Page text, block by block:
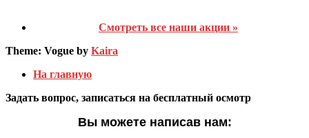
Смотреть все наши акции »
Theme: Vogue by Kaira
На главную
Задать вопрос, записаться на бесплатный осмотр
Вы можете написав нам: